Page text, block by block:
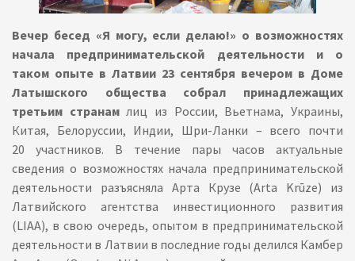
Вечер бесед «Я могу, если делаю!» о возможностях
начала предпринимательской деятельности и о
таком опыте в Латвии 23 сентября вечером в Доме
Латышского общества собрал принадлежащих
третьим странамлиц из России, Вьетнама, Украины,
Китая, Белоруссии, Индии, Шри-Ланки – всего почти
20 участников. В течение пары часов актуальные
сведения о возможностях начала предпринимательской
деятельности разъясняла Арта Крузе (Arta Krūze) из
Латвийского агентства инвестиционного развития
(LIAA), в свою очередь, опытом в предпринимательской
деятельности в Латвии в последние годы делился Камбер